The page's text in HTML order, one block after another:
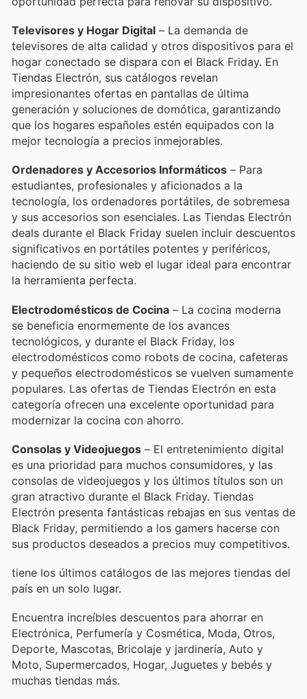
Televisores y Hogar Digital – La demanda de
televisores de alta calidad y otros dispositivos para el
hogar conectado se dispara con el Black Friday. En
Tiendas Electrón, sus catálogos revelan
impresionantes ofertas en pantallas de última
generación y soluciones de domótica, garantizando
que los hogares españoles estén equipados con la
mejor tecnología a precios inmejorables.
Ordenadores y Accesorios Informáticos – Para
estudiantes, profesionales y aficionados a la
tecnología, los ordenadores portátiles, de sobremesa
y sus accesorios son esenciales. Las Tiendas Electrón
deals durante el Black Friday suelen incluir descuentos
significativos en portátiles potentes y periféricos,
haciendo de su sitio web el lugar ideal para encontrar
la herramienta perfecta.
Electrodomésticos de Cocina – La cocina moderna
se beneficia enormemente de los avances
tecnológicos, y durante el Black Friday, los
electrodomésticos como robots de cocina, cafeteras
y pequeños electrodomésticos se vuelven sumamente
populares. Las ofertas de Tiendas Electrón en esta
categoría ofrecen una excelente oportunidad para
modernizar la cocina con ahorro.
Consolas y Videojuegos – El entretenimiento digital
es una prioridad para muchos consumidores, y las
consolas de videojuegos y los últimos títulos son un
gran atractivo durante el Black Friday. Tiendas
Electrón presenta fantásticas rebajas en sus ventas de
Black Friday, permitiendo a los gamers hacerse con
sus productos deseados a precios muy competitivos.
tiene los últimos catálogos de las mejores tiendas del
país en un solo lugar.
Encuentra increíbles descuentos para ahorrar en
Electrónica, Perfumería y Cosmética, Moda, Otros,
Deporte, Mascotas, Bricolaje y jardinería, Auto y
Moto, Supermercados, Hogar, Juguetes y bebés y
muchas tiendas más.